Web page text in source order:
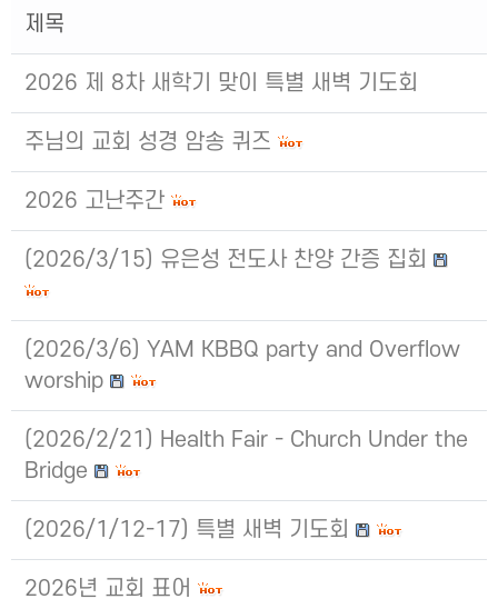
제목
2026 제 8차 새학기 맞이 특별 새벽 기도회
주님의 교회 성경 암송 퀴즈
2026 고난주간
(2026/3/15) 유은성 전도사 찬양 간증 집회
(2026/3/6) YAM KBBQ party and Overflow
worship
(2026/2/21) Health Fair - Church Under the
Bridge
(2026/1/12-17) 특별 새벽 기도회
2026년 교회 표어